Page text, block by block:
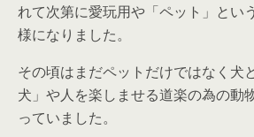
れて次第に愛玩用や「ペット」とい
様になりました。
その頃はまだペットだけではなく犬
犬」や人を楽しませる道楽の為の動
っていました。